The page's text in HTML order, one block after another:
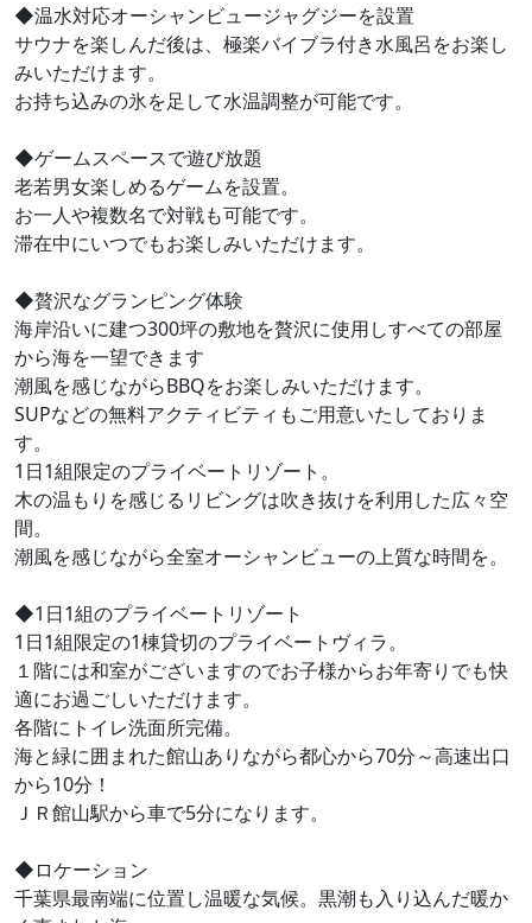
◆温水対応オーシャンビュージャグジーを設置
サウナを楽しんだ後は、極楽バイブラ付き水風呂をお楽し
みいただけます。
お持ち込みの氷を足して水温調整が可能です。
◆ゲームスペースで遊び放題
老若男女楽しめるゲームを設置。
お一人や複数名で対戦も可能です。
滞在中にいつでもお楽しみいただけます。
◆贅沢なグランピング体験
海岸沿いに建つ300坪の敷地を贅沢に使用しすべての部屋
から海を一望できます
潮風を感じながらBBQをお楽しみいただけます。
SUPなどの無料アクティビティもご用意いたしておりま
す。
1日1組限定のプライベートリゾート。
木の温もりを感じるリビングは吹き抜けを利用した広々空
間。
潮風を感じながら全室オーシャンビューの上質な時間を。
◆1日1組のプライベートリゾート
1日1組限定の1棟貸切のプライベートヴィラ。
１階には和室がございますのでお子様からお年寄りでも快
適にお過ごしいただけます。
各階にトイレ洗面所完備。
海と緑に囲まれた館山ありながら都心から70分～高速出口
から10分！
ＪＲ館山駅から車で5分になります。
◆ロケーション
千葉県最南端に位置し温暖な気候。黒潮も入り込んだ暖か